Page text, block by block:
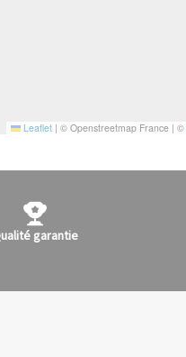
Leaflet | © Openstreetmap France | ©
garantie